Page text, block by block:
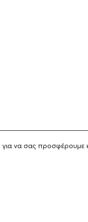
να σας προσφέρουμε